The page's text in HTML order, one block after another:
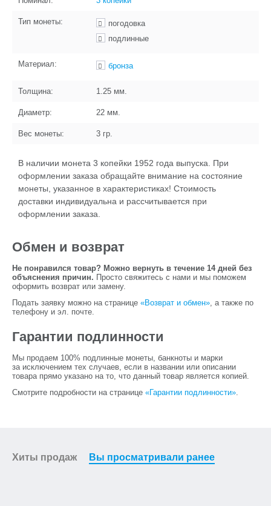
Тип монеты:
погодовка
подлинные
Материал: бронза
Толщина: 1.25 мм.
Диаметр: 22 мм.
Вес монеты: 3 гр.
В наличии монета 3 копейки 1952 года выпуска. При
оформлении заказа обращайте внимание на состояние
монеты, указанное в характеристиках! Стоимость
доставки индивидуальна и рассчитывается при
оформлении заказа.
Обмен и возврат
Не понравился товар? Можно вернуть в течение 14 дней без
объяснения причин. Просто свяжитесь с нами и мы поможем
оформить возврат или замену.
Подать заявку можно на странице «Возврат и обмен», а также по
телефону и эл. почте.
Гарантии подлинности
Мы продаем 100% подлинные монеты, банкноты и марки
за исключением тех случаев, если в названии или описании
товара прямо указано на то, что данный товар является копией.
Смотрите подробности на странице «Гарантии подлинности».
Хиты продаж Вы просматривали ранее